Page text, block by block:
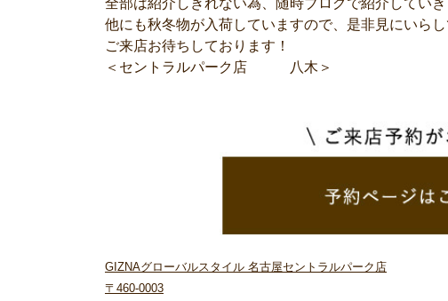
全部は紹介しきれない為、随時ブログで紹介してい
他にも秋冬物が入荷していますので、是非見にいらし
ご来店お待ちしております！
＜セントラルパーク店 八木＞
GIZNAグローバルスタイル 名古屋セントラルパーク店
〒460-0003